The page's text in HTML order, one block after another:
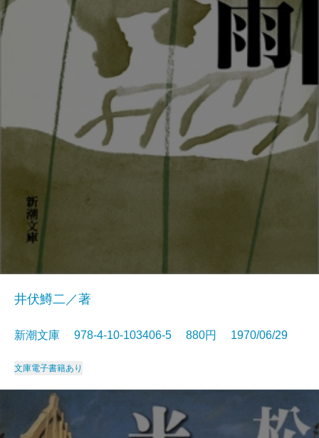
井伏鱒二／著
新潮文庫 978-4-10-103406-5 880円 1970/06/29
文庫電子書籍あり